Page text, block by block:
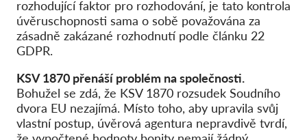
rozhodující faktor pro rozhodování, je tato kontrola
úvěruschopnosti sama o sobě považována za
zásadně zakázané rozhodnutí podle článku 22
GDPR.
KSV 1870 přenáší problém na společnosti.
Bohužel se zdá, že KSV 1870 rozsudek Soudního
dvora EU nezajímá. Místo toho, aby upravila svůj
vlastní postup, úvěrová agentura nepravdivě tvrdí,